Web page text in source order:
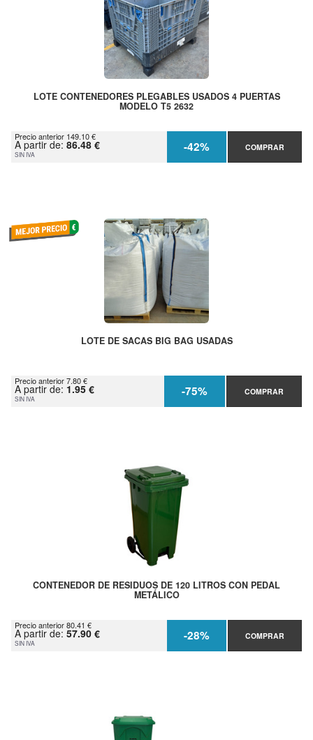
LOTE CONTENEDORES PLEGABLES USADOS 4 PUERTAS
MODELO T5 2632
Precio anterior 149.10 €
A partir de: 86.48 €
SIN IVA -42% COMPRAR
LOTE DE SACAS BIG BAG USADAS
Precio anterior 7.80 €
A partir de: 1.95 €
SIN IVA -75% COMPRAR
CONTENEDOR DE RESIDUOS DE 120 LITROS CON PEDAL
METÁLICO
Precio anterior 80.41 €
A partir de: 57.90 €
SIN IVA -28% COMPRAR